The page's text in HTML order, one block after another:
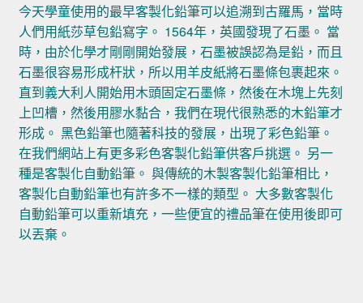
今天學童使用的最早客製化鉛筆可以追溯到古羅馬，當時
人們用紙莎草包鉛寫字。 1564年，英國發現了石墨。 當
時，由於化學才剛剛開始發展，石墨被誤認為是鉛，而且
石墨很容易形成杆狀，所以用羊皮紙將石墨條包裹起來。
直到義大利人開始用木頭固定石墨條，然後在木塊上先刻
上凹槽，然後用膠水黏合，我們在現代很熟悉的木鉛筆才
形成。 黑色鉛筆也隨著科技的發展，出現了彩色鉛筆。
在我們網站上有更多彩色客製化鉛筆供客戶挑選。 另一
種是客製化自動鉛筆。 與傳統的木製客製化鉛筆相比，
客製化自動鉛筆也有許多不一樣的類型。 大多數客製化
自動鉛筆可以重新填充，一些便宜的禮品筆在使用後即可
以丟棄。